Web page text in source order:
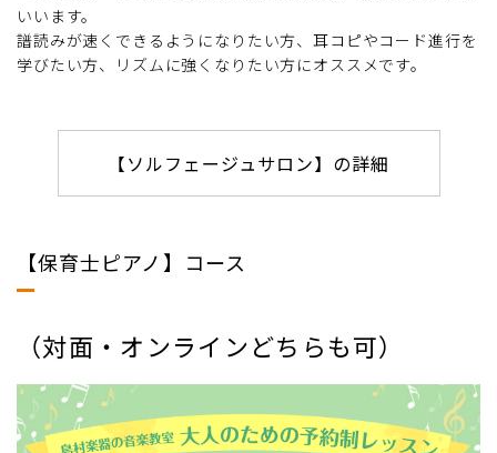
いいます。
譜読みが速くできるようになりたい方、耳コピやコード進行を
学びたい方、リズムに強くなりたい方にオススメです。
【ソルフェージュサロン】の詳細
【保育士ピアノ】コース
（対面・オンラインどちらも可）